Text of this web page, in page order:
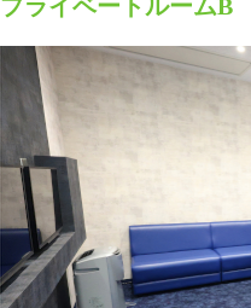
プライベートルームB